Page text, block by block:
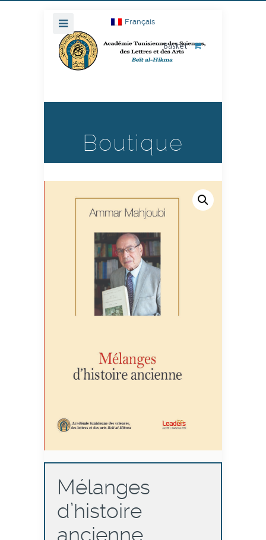
Français
Basket
Boutique
Mélanges
d’histoire
ancienne